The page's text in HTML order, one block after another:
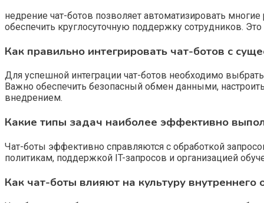
недрение чат-ботов позволяет автоматизировать
обеспечить круглосуточную поддержку сотрудников.
Как правильно интегрировать чат-ботов с
Для успешной интеграции чат-ботов необходимо
Важно обеспечить безопасный обмен данными,
внедрением.
Какие типы задач наиболее эффективно
Чат-боты эффективно справляются с обработкой
политикам, поддержкой IT-запросов и организацией
Как чат-боты влияют на культуру